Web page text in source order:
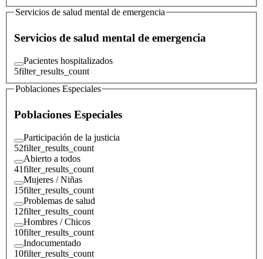
Servicios de salud mental de emergencia
Servicios de salud mental de emergencia
Pacientes hospitalizados
5filter_results_count
Poblaciones Especiales
Poblaciones Especiales
Participación de la justicia
52filter_results_count
Abierto a todos
41filter_results_count
Mujeres / Niñas
15filter_results_count
Problemas de salud
12filter_results_count
Hombres / Chicos
10filter_results_count
Indocumentado
10filter_results_count